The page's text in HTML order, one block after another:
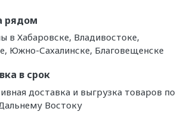
рядом
в Хабаровске, Владивостоке,
Южно-Сахалинске, Благовещенске
в срок
доставка и выгрузка товаров по
Востоку